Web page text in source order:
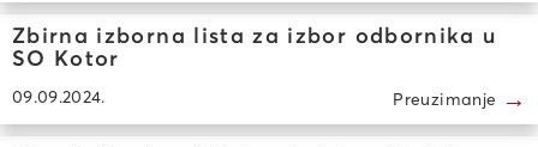
Zbirna izborna lista za izbor odbornika u
SO Kotor
09.09.2024. Preuzimanje →